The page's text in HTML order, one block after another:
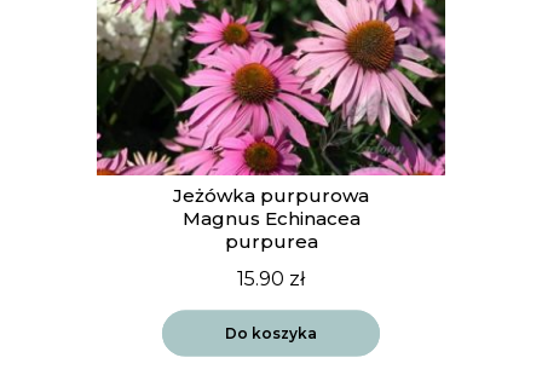
Jeżówka purpurowa
Magnus Echinacea
purpurea
15.90 zł
Do koszyka